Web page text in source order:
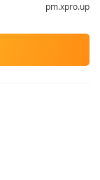
pm.xpro.up